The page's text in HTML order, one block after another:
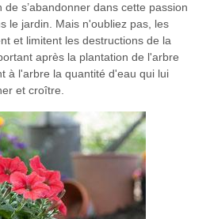
s’abandonner dans cette passion
le jardin. Mais n'oubliez pas, les
et limitent les destructions de la
après la plantation de l'arbre
à l'arbre la quantité d'eau qui lui
et croître.